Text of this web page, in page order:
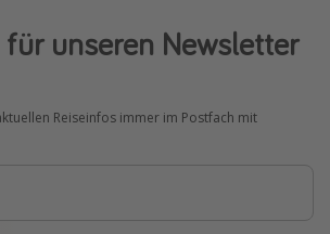
unseren Newsletter
Reiseinfos immer im Postfach mit